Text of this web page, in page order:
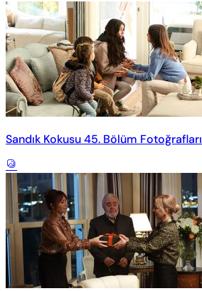
Sandık Kokusu 45. Bölüm Fotoğrafları